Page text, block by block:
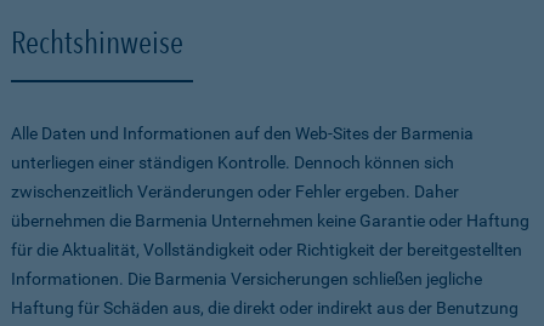
Rechtshinweise
Alle Daten und Informationen auf den Web-Sites der Barmenia
unterliegen einer ständigen Kontrolle. Dennoch können sich
zwischenzeitlich Veränderungen oder Fehler ergeben. Daher
übernehmen die Barmenia Unternehmen keine Garantie oder Haftung
für die Aktualität, Vollständigkeit oder Richtigkeit der bereitgestellten
Informationen. Die Barmenia Versicherungen schließen jegliche
Haftung für Schäden aus, die direkt oder indirekt aus der Benutzung